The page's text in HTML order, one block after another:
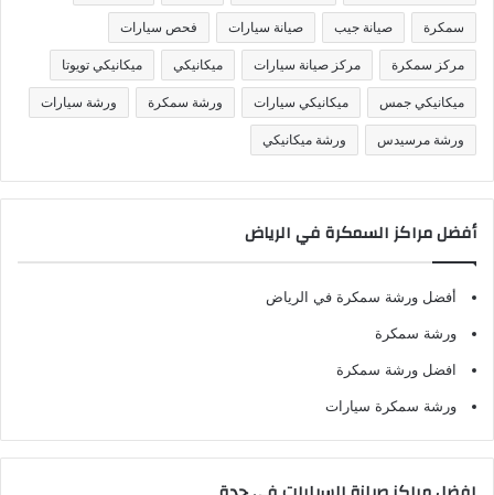
سمكرة صيانة جيب صيانة سيارات فحص سيارات
مركز سمكرة مركز صيانة سيارات ميكانيكي ميكانيكي تويوتا
ميكانيكي جمس ميكانيكي سيارات ورشة سمكرة ورشة سيارات
ورشة مرسيدس ورشة ميكانيكي
أفضل مراكز السمكرة في الرياض
أفضل ورشة سمكرة في الرياض
ورشة سمكرة
افضل ورشة سمكرة
ورشة سمكرة سيارات